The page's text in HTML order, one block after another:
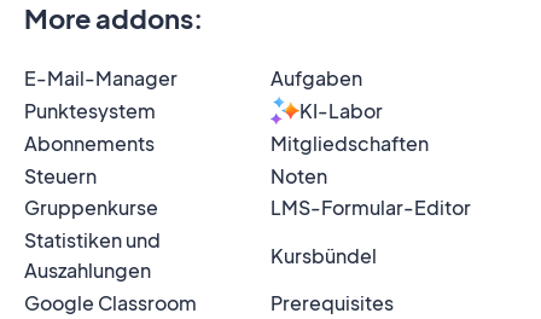
More addons:
E-Mail-Manager
Aufgaben
Punktesystem
KI-Labor
Abonnements
Mitgliedschaften
Steuern
Noten
Gruppenkurse
LMS-Formular-Editor
Statistiken und
Auszahlungen
Kursbündel
Google Classroom
Prerequisites